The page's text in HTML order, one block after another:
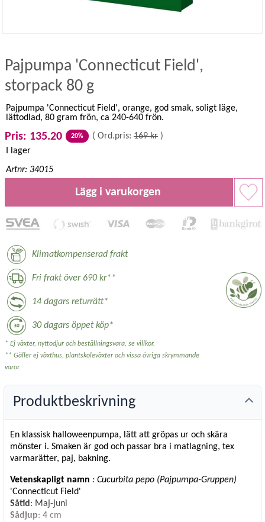
Pajpumpa 'Connecticut Field',
storpack 80 g
Pajpumpa 'Connecticut Field', orange, god smak, soligt läge,
lättodlad, 80 gram frön, ca 240-640 frön.
Pris: 135.20 20% ( Ord.pris: 169 kr )
I lager
Artnr: 34015
Lägg i varukorgen
Klimatkompenserad frakt
Fri frakt över 690 kr**
14 dagars returrätt*
30 dagars öppet köp*
* Ej växter, nyttodjur och beställningsvara, se villkor.
** Gäller ej växthus, plantskoleväxter och vissa övriga skrymmande
varor.
Produktbeskrivning
En klassisk halloweenpumpa, lätt att gröpas ur och skära
mönster i. Smaken är god och passar bra i matlagning, tex
varmarätter, paj, bakning.
Vetenskapligt namn : Cucurbita pepo (Pajpumpa-Gruppen)
'Connecticut Field'
Såtid: Maj-juni
Sådjup: 4 cm